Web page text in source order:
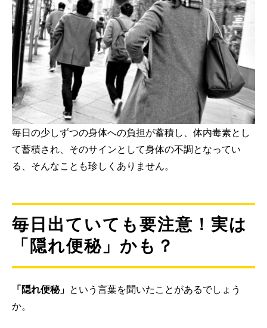
毎日の少しずつの身体への負担が蓄積し、体内毒素とし
て蓄積され、そのサインとして身体の不調となってい
る、そんなことも珍しくありません。
毎日出ていても要注意！実は
「隠れ便秘」かも？
「隠れ便秘」 という言葉を聞いたことがあるでしょう
か。